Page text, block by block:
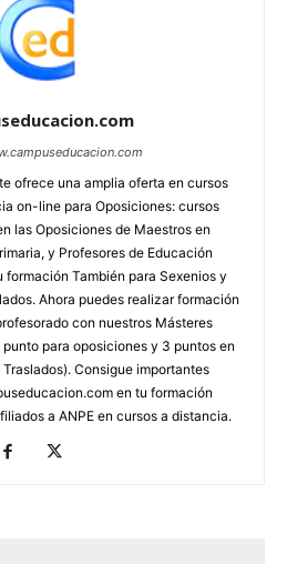
ofrece una amplia oferta en cursos
on-line para Oposiciones: cursos
las Oposiciones de Maestros en
y Profesores de Educación
También para Sexenios y
Ahora puedes realizar formación
con nuestros Másteres
para oposiciones y 3 puntos en
Consigue importantes
en tu formación
a ANPE en cursos a distancia.